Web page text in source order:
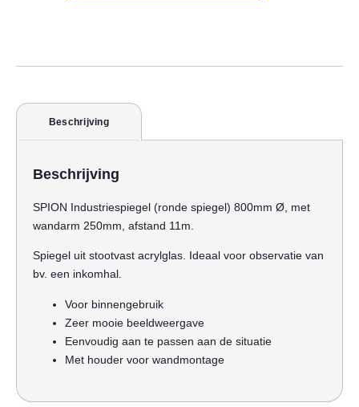
Beschrijving
Beschrijving
SPION Industriespiegel (ronde spiegel) 800mm Ø, met
wandarm 250mm, afstand 11m.
Spiegel uit stootvast acrylglas. Ideaal voor observatie van
bv. een inkomhal.
Voor binnengebruik
Zeer mooie beeldweergave
Eenvoudig aan te passen aan de situatie
Met houder voor wandmontage